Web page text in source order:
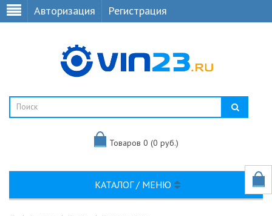
Авторизация Регистрация
Товаров 0 (0 руб.)
КАТАЛОГ / МЕНЮ